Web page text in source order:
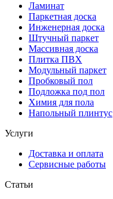
Ламинат
Паркетная доска
Инженерная доска
Штучный паркет
Массивная доска
Плитка ПВХ
Модульный паркет
Пробковый пол
Подложка под пол
Химия для пола
Напольный плинтус
Услуги
Доставка и оплата
Сервисные работы
Статьи